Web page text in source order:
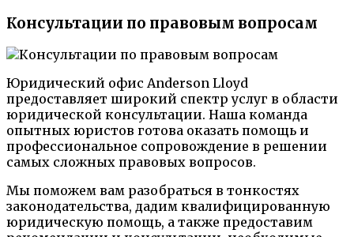
Консультации по правовым вопросам
Юридический офис Anderson Lloyd
предоставляет широкий спектр услуг в области
юридической консультации. Наша команда
опытных юристов готова оказать помощь и
профессиональное сопровождение в решении
самых сложных правовых вопросов.
Мы поможем вам разобраться в тонкостях
законодательства, дадим квалифицированную
юридическую помощь, а также предоставим